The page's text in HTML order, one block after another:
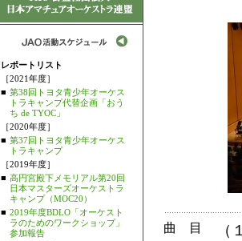
レポートリスト
［2021年度］
■ 第38回トヨタ青少年オーケス
トラキャンプ代替企画「おう
ち de TYOC」
［2020年度］
■ 第37回トヨタ青少年オーケス
トラキャンプ
［2019年度］
■ 高円宮殿下メモリアル第20回
日本マスターズオーケストラ
キャンプ（MOC20）
■ 2019年度BDLO「オーケスト
ラのためのワークショップ」
参加報告
曲 目